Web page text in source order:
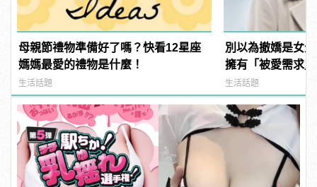
母親節禮物準備好了嗎？快看12星座
媽媽最愛的禮物是什麼！
生活話題
別以為撤嬌是女
擁有「被愛需求」
生活話題